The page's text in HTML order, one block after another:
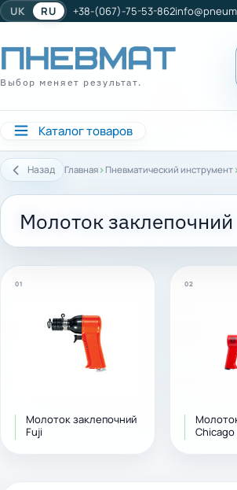
UK RU +38-(067)-75-53-862
Выбор меняет результат.
Каталог товаров
Назад Главная › Пневматический инструмент
Молоток заклепочний
01
Молоток заклепочний
Fuji
02